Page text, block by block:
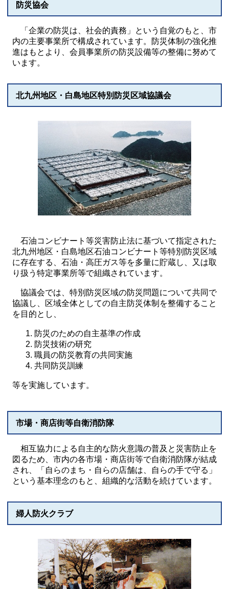
防災協会
「企業の防災は、社会的責務」という自覚のもと、市
内の主要事業所で構成されています。防災体制の強化推
進はもとより、会員事業所の防災設備等の整備に努めて
います。
北九州地区・白島地区特別防災区域協議会
石油コンビナート等災害防止法に基づいて指定された
北九州地区・白島地区石油コンビナート等特別防災区域
に存在する、石油・高圧ガス等を多量に貯蔵し、又は取
り扱う特定事業所等で組織されています。
協議会では、特別防災区域の防災問題について共同で
協議し、区域全体としての自主防災体制を整備すること
を目的とし、
防災のための自主基準の作成
防災技術の研究
職員の防災教育の共同実施
共同防災訓練
等を実施しています。
市場・商店街等自衛消防隊
相互協力による自主的な防火意識の普及と災害防止を
図るため、市内の各市場・商店街等で自衛消防隊が結成
され、「自らのまち・自らの店舗は、自らの手で守る」
という基本理念のもと、組織的な活動を続けています。
婦人防火クラブ